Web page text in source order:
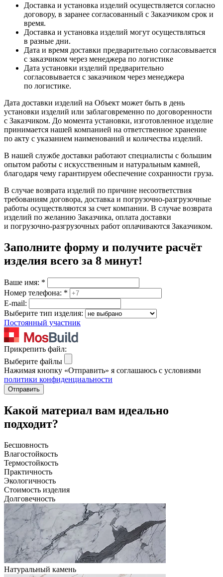
Доставка и установка изделий осуществляется согласно
договору, в заранее согласованный с Заказчиком срок и
время.
Доставка и установка изделий могут осуществляться
в разные дни.
Дата и время доставки предварительно согласовывается
с заказчиком через менеджера по логистике
Дата установки изделий предварительно
согласовывается с заказчиком через менеджера
по логистике.
Дата доставки изделий на Объект может быть в день
установки изделий или заблаговременно по договоренности
с Заказчиком. До момента установки, изготовленное изделие
принимается нашей компанией на ответственное хранение
по акту с указанием наименований и количества изделий.
В нашей службе доставки работают специалисты с большим
опытом работы с искусственным и натуральным камней,
благодаря чему гарантируем обеспечение сохранности груза.
В случае возврата изделий по причине несоответствия
требованиям договора, доставка и погрузочно-разгрузочные
работы осуществляются за счет компании. В случае возврата
изделий по желанию Заказчика, оплата доставки
и погрузочно-разгрузочных работ оплачиваются Заказчиком.
Заполните форму и получите расчёт
изделия всего за 8 минут!
Ваше имя: *
Номер телефона: *
E-mail:
Выберите тип изделия:
Постоянный участник
Прикрепить файл:
Выберите файлы
Нажимая кнопку «Отправить» я соглашаюсь с условиями
политики конфиденциальности
Отправить
Какой материал вам идеально
подходит?
Бесшовность
Влагостойкость
Термостойкость
Практичность
Экологичность
Стоимость изделия
Долговечность
Натуральный камень